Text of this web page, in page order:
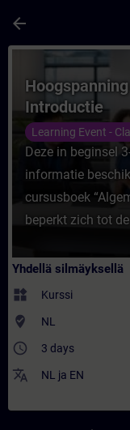
arrow_back
Kurssi -
Introductie
Learning Event -
Deze in beginsel
informatie
cursusboek
beperkt zich tot
Yhdellä silmäyksellä
widgets Kurssi
where_to_vote NL
access_time 3 days
translate NL ja EN